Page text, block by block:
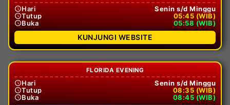
Hari
Senin s/d Minggu
Tutup
05:45 (WIB)
Buka
05:58 (WIB)
KUNJUNGI WEBSITE
FLORIDA EVENING
Hari
Senin s/d Minggu
Tutup
08:35 (WIB)
Buka
08:45 (WIB)